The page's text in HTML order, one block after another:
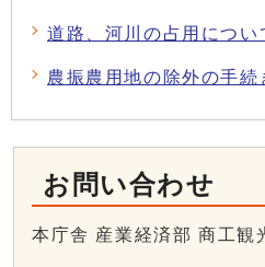
道路、河川の占用につい
農振農用地の除外の手続
お問い合わせ
本庁舎 産業経済部 商工観